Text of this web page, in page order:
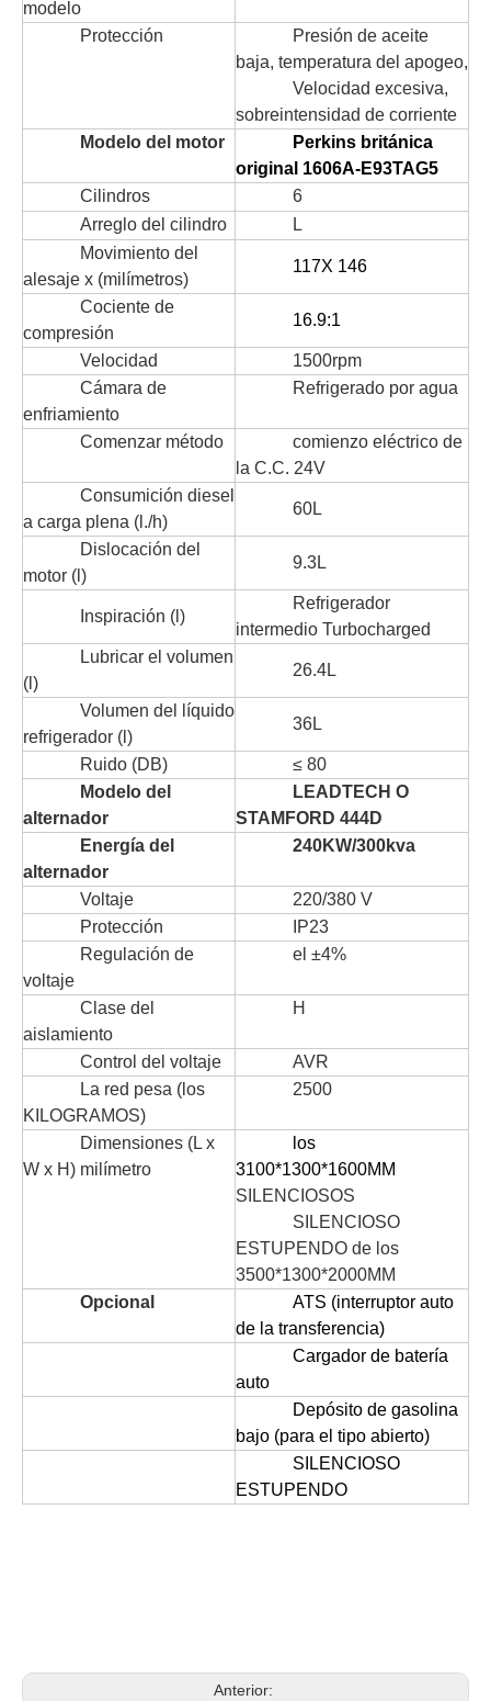
modelo
Protección
Presión de aceite
baja, temperatura del apogeo,
Velocidad excesiva,
sobreintensidad de corriente
Modelo del motor
Perkins británica
original 1606A-E93TAG5
Cilindros
6
Arreglo del cilindro
L
Movimiento del
alesaje x (milímetros)
117X 146
Cociente de
compresión
16.9:1
Velocidad
1500rpm
Cámara de
enfriamiento
Refrigerado por agua
Comenzar método
comienzo eléctrico de
la C.C. 24V
Consumición diesel
a carga plena (l./h)
60L
Dislocación del
motor (l)
9.3L
Inspiración (l)
Refrigerador
intermedio Turbocharged
Lubricar el volumen
(l)
26.4L
Volumen del líquido
refrigerador (l)
36L
Ruido (DB)
≤ 80
Modelo del
alternador
LEADTECH O
STAMFORD 444D
Energía del
alternador
240KW/300kva
Voltaje
220/380 V
Protección
IP23
Regulación de
voltaje
el ±4%
Clase del
aislamiento
H
Control del voltaje
AVR
La red pesa (los
KILOGRAMOS)
2500
Dimensiones (L x
W x H) milímetro
los
3100*1300*1600MM
SILENCIOSOS
SILENCIOSO
ESTUPENDO de los
3500*1300*2000MM
Opcional
ATS (interruptor auto
de la transferencia)
Cargador de batería
auto
Depósito de gasolina
bajo (para el tipo abierto)
SILENCIOSO
ESTUPENDO
Anterior: